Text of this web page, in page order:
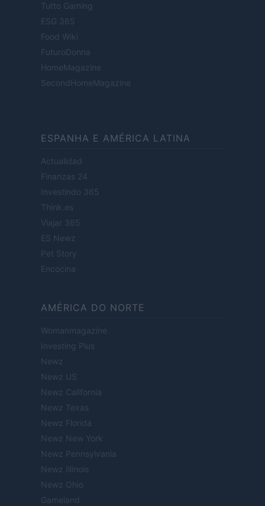
Tutto Gaming
ESG 365
Food Wiki
FuturoDonna
HomeMagazine
SecondHomeMagazine
ESPANHA E AMÉRICA LATINA
Actualidad
Finanzas 24
Investindo 365
Think.es
Viajar 365
ES Newz
Pet Story
Encocina
AMÉRICA DO NORTE
Womanmagazine
Investing Plus
Newz
Newz US
Newz California
Newz Texas
Newz Florida
Newz New York
Newz Pennsylvania
Newz Illinois
Newz Ohio
Gameland